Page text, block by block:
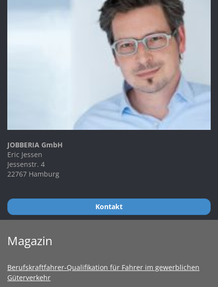
JOBBERIA GmbH
Eric Jessen
Jessenstr. 4
22767 Hamburg
Kontakt
Magazin
Berufskraftfahrer-Qualifikation für Fahrer im gewerblichen
Güterverkehr